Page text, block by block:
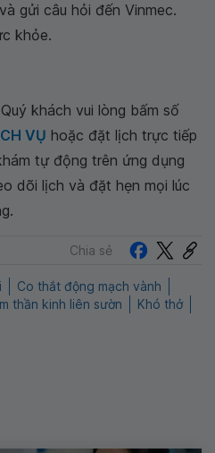
gửi câu hỏi đến Vinmec.
khỏe.
khách vui lòng bấm số
VỤ hoặc đặt lịch trực tiếp
tự động trên ứng dụng
dõi lịch và đặt hẹn mọi lúc
Chia sẻ
Co thắt động mạch vành
thần kinh liên sườn
Khó thở